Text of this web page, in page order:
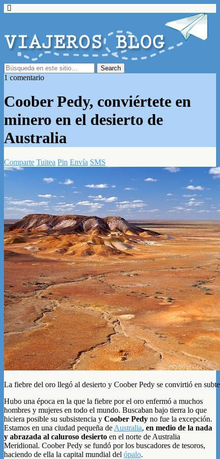
1 comentario
Coober Pedy, conviértete en
minero en el desierto de
Australia
Comparte Tuitea Pin Envía SMS
La fiebre del oro llegó al desierto y Coober Pedy se convirtió en
Hubo una época en la que la fiebre por el oro enfermó a muchos
hombres y mujeres en todo el mundo. Buscaban bajo tierra lo que
hiciera posible su subsistencia y Coober Pedy no fue la excepción.
Estamos en una ciudad pequeña de Australia, en medio de la nada
y abrazada al caluroso desierto en el norte de Australia
Meridional. Coober Pedy se fundó por los buscadores de tesoros,
haciendo de ella la capital mundial del ópalo.